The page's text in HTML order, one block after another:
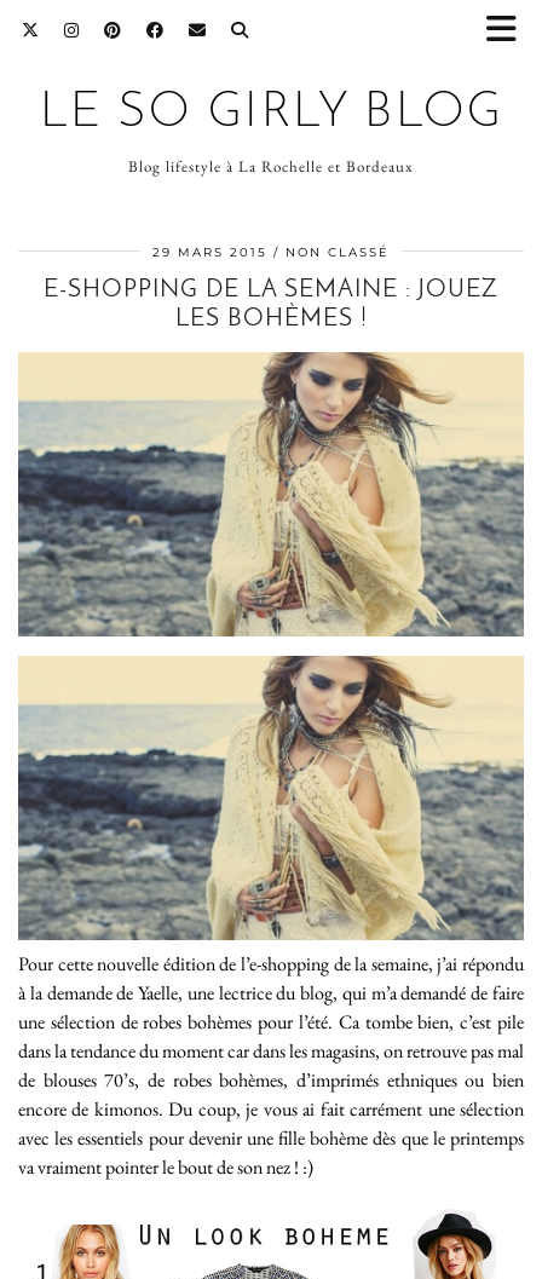
LE SO GIRLY BLOG
Blog lifestyle à La Rochelle et Bordeaux
29 MARS 2015 NON CLASSÉ
E-SHOPPING DE LA SEMAINE : JOUEZ
LES BOHÈMES !
Pour cette nouvelle édition de l’e-shopping de la semaine, j’ai répondu
à la demande de Yaelle, une lectrice du blog, qui m’a demandé de faire
une sélection de robes bohèmes pour l’été. Ca tombe bien, c’est pile
dans la tendance du moment car dans les magasins, on retrouve pas mal
de blouses 70’s, de robes bohèmes, d’imprimés ethniques ou bien
encore de kimonos. Du coup, je vous ai fait carrément une sélection
avec les essentiels pour devenir une fille bohème dès que le printemps
va vraiment pointer le bout de son nez ! :)